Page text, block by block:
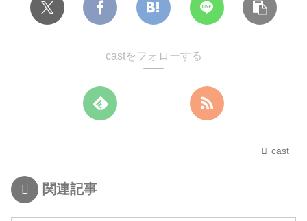
castをフォローする
cast
関連記事